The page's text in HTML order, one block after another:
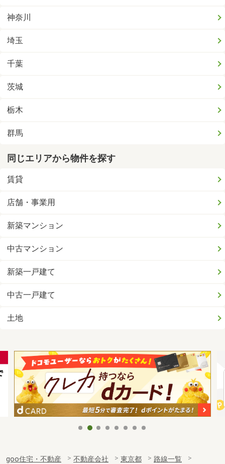
神奈川
埼玉
千葉
茨城
栃木
群馬
同じエリアから物件を探す
賃貸
店舗・事業用
新築マンション
中古マンション
新築一戸建て
中古一戸建て
土地
goo住宅・不動産 不動産会社 東京都
路線一覧